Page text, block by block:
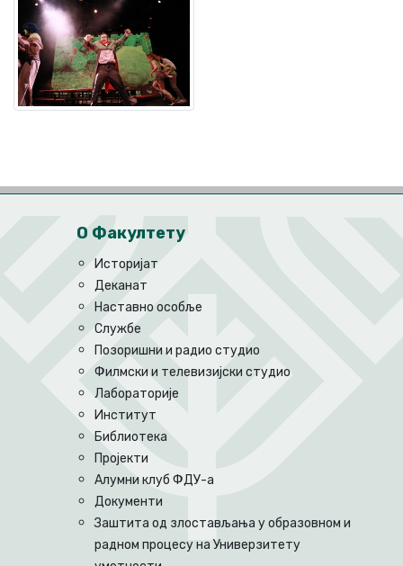
О Факултету
Историјат
Деканат
Наставно особље
Службе
Позоришни и радио студио
Филмски и телевизијски студио
Лабораторије
Институт
Библиотека
Пројекти
Алумни клуб ФДУ-а
Документи
Заштита од злостављања у образовном и
радном процесу на Универзитету